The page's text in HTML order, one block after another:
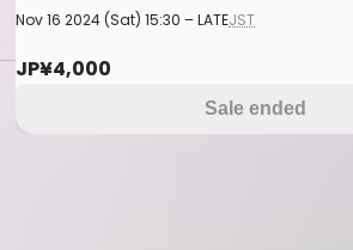
Nov 16 2024 (Sat) 15:30 – LATEJST
JP¥4,000
Sale ended